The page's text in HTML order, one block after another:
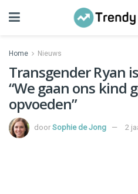
Home Nieuws
Transgender Ryan
“We gaan ons kind
opvoeden”
door Sophie de Jong 2